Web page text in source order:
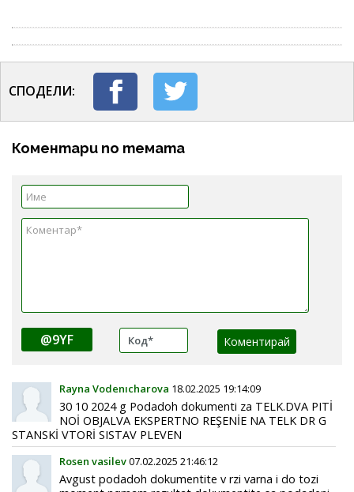
СПОДЕЛИ:
Коментари по темата
@9YF
Rayna Vodenıcharova 18.02.2025 19:14:09
30 10 2024 g Podadoh dokumenti za TELK.DVA PITİ
NOİ OBJALVA EKSPERTNO REŞENİE NA TELK DR G
STANSKİ VTORİ SISTAV PLEVEN
Rosen vasilev07.02.2025 21:46:12
Avgust podadoh dokumentite v rzi varna i do tozi